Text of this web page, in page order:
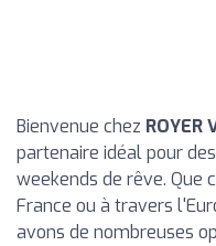
Bienvenue chez ROYER
partenaire idéal pour
weekends de rêve. Que
France ou à travers
avons de nombreuses